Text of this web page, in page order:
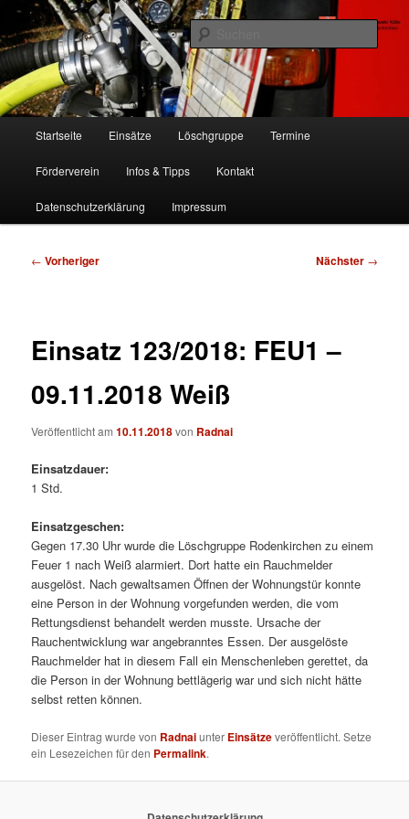
Zum
primären
Inhalt
springenFF Köln, LG RD
Freiwillige Feuerwehr Köln, Löschgruppe Rodenkirchen
Startseite Einsätze Löschgruppe Termine
Förderverein Infos & Tipps Kontakt
Datenschutzerklärung Impressum
Beitragsnavigation
← Vorheriger Nächster →
Einsatz 123/2018: FEU1 –
09.11.2018 Weiß
Veröffentlicht am10.11.2018von Radnai
Einsatzdauer:
1 Std.
Einsatzgeschen:
Gegen 17.30 Uhr wurde die Löschgruppe Rodenkirchen zu einem
Feuer 1 nach Weiß alarmiert. Dort hatte ein Rauchmelder
ausgelöst. Nach gewaltsamen Öffnen der Wohnungstür konnte
eine Person in der Wohnung vorgefunden werden, die vom
Rettungsdienst behandelt werden musste. Ursache der
Rauchentwicklung war angebranntes Essen. Der ausgelöste
Rauchmelder hat in diesem Fall ein Menschenleben gerettet, da
die Person in der Wohnung bettlägerig war und sich nicht hätte
selbst retten können.
Dieser Eintrag wurde von Radnaiunter Einsätzeveröffentlicht. Setze
ein Lesezeichen für den Permalink.